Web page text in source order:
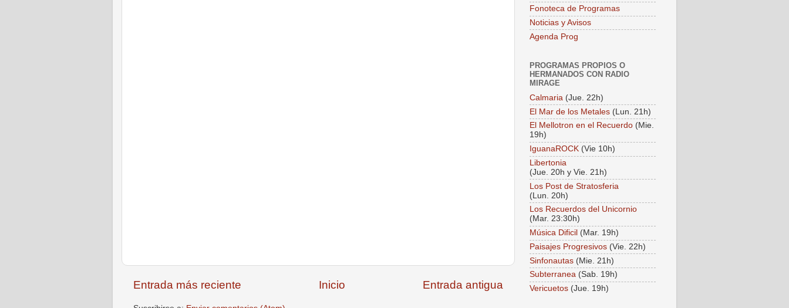
Entrada más reciente Entrada antigua
Inicio
Fonoteca de Programas
Noticias y Avisos
Agenda Prog
PROGRAMAS PROPIOS O
HERMANADOS CON RADIO
MIRAGE
Calmaria (Jue. 22h)
El Mar de los Metales (Lun. 21h)
El Mellotron en el Recuerdo (Mie.
19h)
IguanaROCK (Vie 10h)
Libertonia
(Jue. 20h y Vie. 21h)
Los Post de Stratosferia
(Lun. 20h)
Los Recuerdos del Unicornio
(Mar. 23:30h)
Música Dificil (Mar. 19h)
Paisajes Progresivos (Vie. 22h)
Sinfonautas (Mie. 21h)
Subterranea (Sab. 19h)
Vericuetos (Jue. 19h)